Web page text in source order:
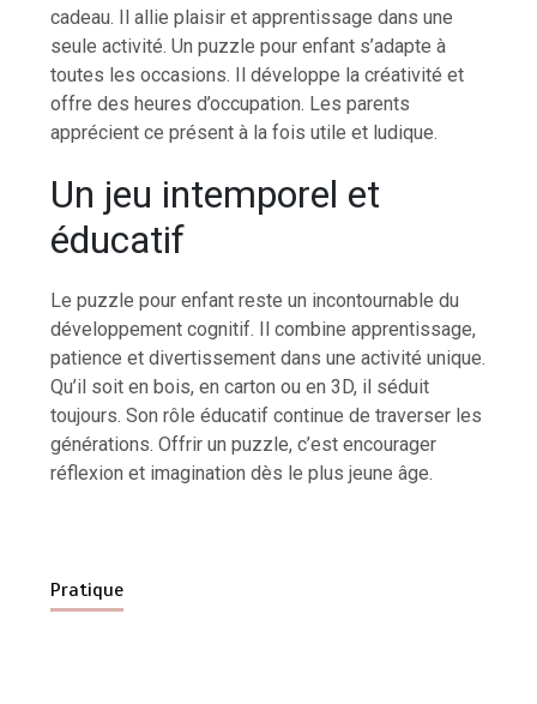
cadeau. Il allie plaisir et apprentissage dans une
seule activité. Un puzzle pour enfant s’adapte à
toutes les occasions. Il développe la créativité et
offre des heures d’occupation. Les parents
apprécient ce présent à la fois utile et ludique.
Un jeu intemporel et
éducatif
Le puzzle pour enfant reste un incontournable du
développement cognitif. Il combine apprentissage,
patience et divertissement dans une activité unique.
Qu’il soit en bois, en carton ou en 3D, il séduit
toujours. Son rôle éducatif continue de traverser les
générations. Offrir un puzzle, c’est encourager
réflexion et imagination dès le plus jeune âge.
Pratique